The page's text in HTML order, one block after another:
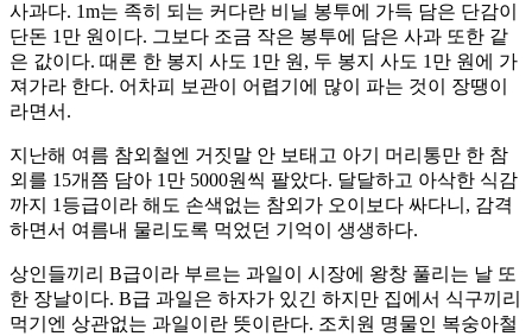
사과다. 1m는 족히 되는 커다란 비닐 봉투에 가득 담은 단감이
단돈 1만 원이다. 그보다 조금 작은 봉투에 담은 사과 또한 같
은 값이다. 때론 한 봉지 사도 1만 원, 두 봉지 사도 1만 원에 가
져가라 한다. 어차피 보관이 어렵기에 많이 파는 것이 장땡이
라면서.
지난해 여름 참외철엔 거짓말 안 보태고 아기 머리통만 한 참
외를 15개쯤 담아 1만 5000원씩 팔았다. 달달하고 아삭한 식감
까지 1등급이라 해도 손색없는 참외가 오이보다 싸다니, 감격
하면서 여름내 물리도록 먹었던 기억이 생생하다.
상인들끼리 B급이라 부르는 과일이 시장에 왕창 풀리는 날 또
한 장날이다. B급 과일은 하자가 있긴 하지만 집에서 식구끼리
먹기엔 상관없는 과일이란 뜻이란다. 조치원 명물인 복숭아철